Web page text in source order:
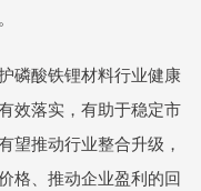
酸铁锂材料行业健康
效落实，有助于稳定市
望推动行业整合升级，
格、推动企业盈利的回